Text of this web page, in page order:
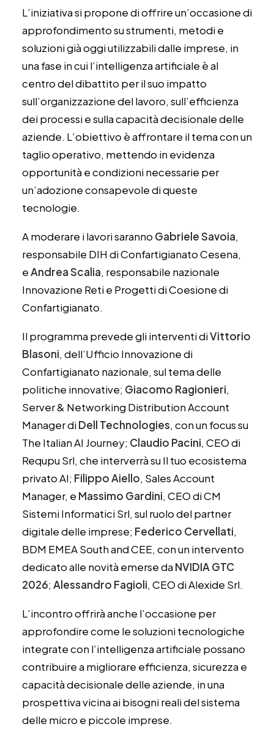
L’iniziativa si propone di offrire un’occasione di
approfondimento su strumenti, metodi e
soluzioni già oggi utilizzabili dalle imprese, in
una fase in cui l’intelligenza artificiale è al
centro del dibattito per il suo impatto
sull’organizzazione del lavoro, sull’efficienza
dei processi e sulla capacità decisionale delle
aziende. L’obiettivo è affrontare il tema con un
taglio operativo, mettendo in evidenza
opportunità e condizioni necessarie per
un’adozione consapevole di queste
tecnologie.
A moderare i lavori saranno Gabriele Savoia,
responsabile DIH di Confartigianato Cesena,
eAndrea Scalia, responsabile nazionale
Innovazione Reti e Progetti di Coesione di
Confartigianato.
Il programma prevede gli interventi diVittorio
Blasoni, dell’Ufficio Innovazione di
Confartigianato nazionale, sul tema delle
politiche innovative; Giacomo Ragionieri,
Server & Networking Distribution Account
Manager diDell Technologies, con un focus su
The Italian AI Journey; Claudio Pacini, CEO di
Requpu Srl, che interverrà su Il tuo ecosistema
privato AI; Filippo Aiello, Sales Account
Manager, e Massimo Gardini, CEO di CM
Sistemi Informatici Srl, sul ruolo del partner
digitale delle imprese; Federico Cervellati,
BDM EMEA South and CEE, con un intervento
dedicato alle novità emerse da NVIDIA GTC
2026;Alessandro Fagioli, CEO di Alexide Srl.
L’incontro offrirà anche l’occasione per
approfondire come le soluzioni tecnologiche
integrate con l’intelligenza artificiale possano
contribuire a migliorare efficienza, sicurezza e
capacità decisionale delle aziende, in una
prospettiva vicina ai bisogni reali del sistema
delle micro e piccole imprese.